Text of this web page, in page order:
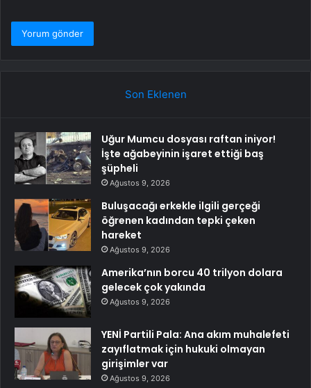
Son Eklenen
Uğur Mumcu dosyası raftan iniyor!
İşte ağabeyinin işaret ettiği baş
şüpheli
Ağustos 9, 2026
Buluşacağı erkekle ilgili gerçeği
öğrenen kadından tepki çeken
hareket
Ağustos 9, 2026
Amerika’nın borcu 40 trilyon dolara
gelecek çok yakında
Ağustos 9, 2026
YENİ Partili Pala: Ana akım muhalefeti
zayıflatmak için hukuki olmayan
girişimler var
Ağustos 9, 2026